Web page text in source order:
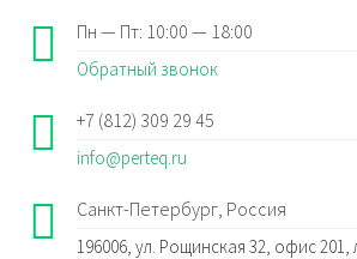
Пн — Пт: 10:00 — 18:00
Обратный звонок
+7 (812) 309 29 45
info@perteq.ru
Санкт-Петербург, Россия
196006, ул. Рощинская 32, офис 201,